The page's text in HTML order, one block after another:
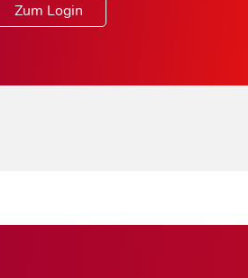
Zum Login